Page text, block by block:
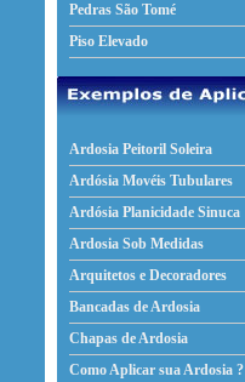
Pedras São Tomé
Piso Elevado
Ardosia Peitoril Soleira
Ardósia Movéis Tubulares
Ardósia Planicidade Sinuca
Ardosia Sob Medidas
Arquitetos e Decoradores
Bancadas de Ardosia
Chapas de Ardosia
Como Aplicar sua Ardosia ?